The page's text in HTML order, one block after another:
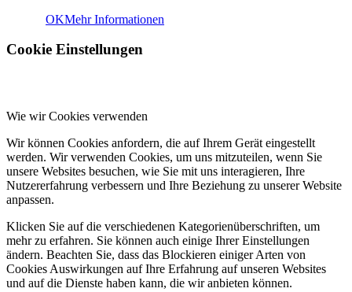
OKMehr Informationen
Cookie Einstellungen
Wie wir Cookies verwenden
Wir können Cookies anfordern, die auf Ihrem Gerät eingestellt
werden. Wir verwenden Cookies, um uns mitzuteilen, wenn Sie
unsere Websites besuchen, wie Sie mit uns interagieren, Ihre
Nutzererfahrung verbessern und Ihre Beziehung zu unserer Website
anpassen.
Klicken Sie auf die verschiedenen Kategorienüberschriften, um
mehr zu erfahren. Sie können auch einige Ihrer Einstellungen
ändern. Beachten Sie, dass das Blockieren einiger Arten von
Cookies Auswirkungen auf Ihre Erfahrung auf unseren Websites
und auf die Dienste haben kann, die wir anbieten können.